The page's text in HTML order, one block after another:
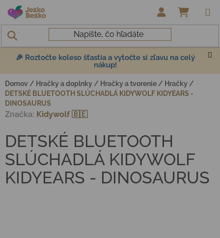
Prejsť na obsah
🎉 Roztočte koleso šťastia a vytočte si zľavu na celý
nákup!
Domov / Hračky a doplnky / Hračky a tvorenie / Hračky /
DETSKÉ BLUETOOTH SLÚCHADLÁ KIDYWOLF KIDYEARS -
DINOSAURUS
DETSKÉ BLUETOOTH
SLÚCHADLÁ KIDYWOLF
KIDYEARS - DINOSAURUS
Značka: Kidywolf 🇧🇪